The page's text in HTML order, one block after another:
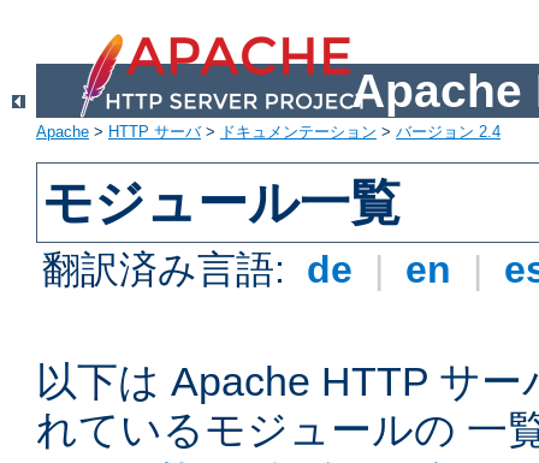
Apache
Apache > HTTP サーバ> ドキュメンテーション > バージョン 2.4
モジュール一覧
翻訳済み言語: de | en |
以下は Apache HTTP サ
れているモジュールの 一